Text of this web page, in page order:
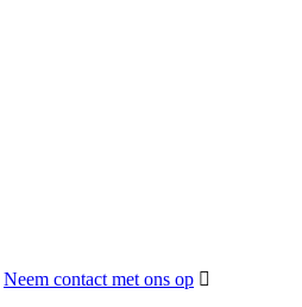
Neem contact met ons op